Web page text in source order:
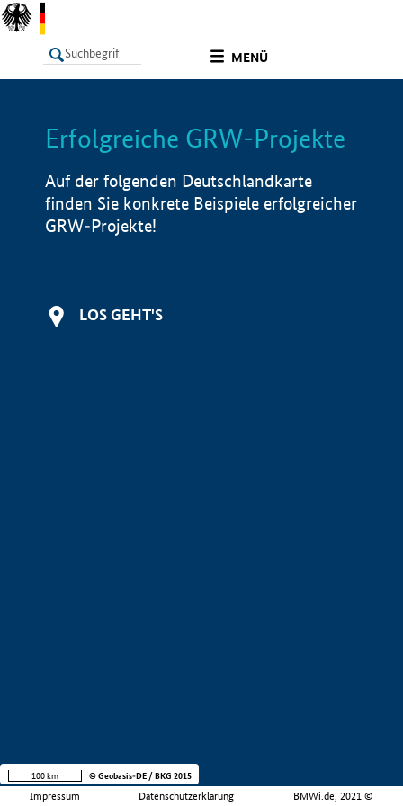
MENÜ
LISTE Info
Erfolgreiche GRW-Projekte
Auf der folgenden Deutschlandkarte
finden Sie konkrete Beispiele erfolgreicher
GRW-Projekte!
LOS GEHT'S
Impressum Datenschutzerklärung BMWi.de, 2021 ©
100 km © Geobasis-DE / BKG 2015